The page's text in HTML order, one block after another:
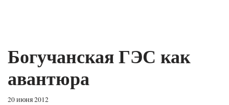
Богучанская ГЭС как
авантюра
20 июня 2012